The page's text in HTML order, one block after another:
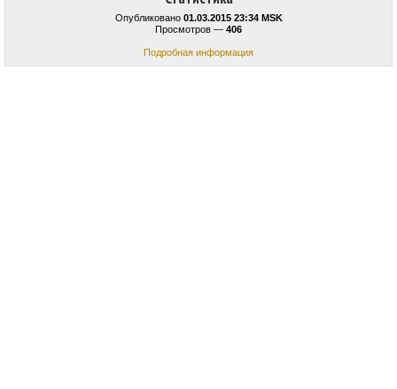
Опубликовано 01.03.2015 23:34 MSK
Просмотров — 406
Подробная информация